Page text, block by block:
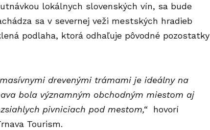
lokálnych slovenských vín, sa bude
sa v severnej veži mestských hradieb
podlaha, ktorá odhaľuje pôvodné pozostatky
drevenými trámami je ideálny na
bola významným obchodným miestom aj
pivniciach pod mestom,“ hovorí
Tourism.